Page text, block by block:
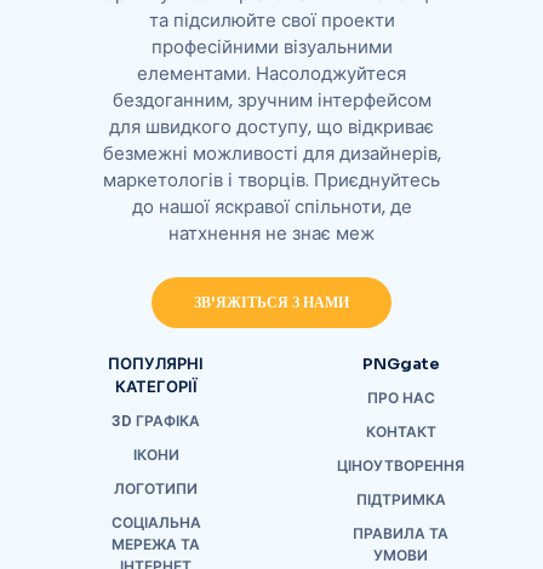
та підсилюйте свої проекти
професійними візуальними
елементами. Насолоджуйтеся
бездоганним, зручним інтерфейсом
для швидкого доступу, що відкриває
безмежні можливості для дизайнерів,
маркетологів і творців. Приєднуйтесь
до нашої яскравої спільноти, де
натхнення не знає меж
ЗВ'ЯЖІТЬСЯ З НАМИ
ПОПУЛЯРНІ
КАТЕГОРІЇ
3D ГРАФІКА
ІКОНИ
ЛОГОТИПИ
СОЦІАЛЬНА
МЕРЕЖА ТА
PNGgate
ПРО НАС
КОНТАКТ
ЦІНОУТВОРЕННЯ
ПІДТРИМКА
ПРАВИЛА ТА
УМОВИ